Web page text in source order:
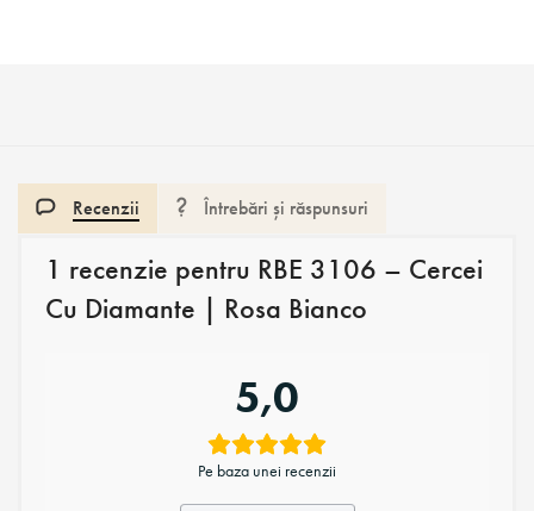
Recenzii Întrebări și răspunsuri
1 recenzie pentru RBE 3106 – Cercei
Cu Diamante | Rosa Bianco
5,0
Pe baza unei recenzii